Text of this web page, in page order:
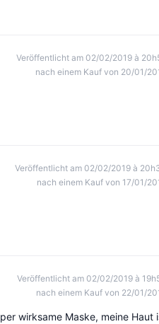
Veröffentlicht am 02/02/2019 à
nach einem Kauf von 20/01/
Veröffentlicht am 02/02/2019 à
nach einem Kauf von 17/01/
Veröffentlicht am 02/02/2019 à
nach einem Kauf von 22/01/
wirksame Maske, meine Haut